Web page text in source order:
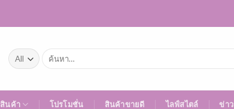
ค้นหา:
สินค้า โปรโมชั่น สินค้าขายดี ไลฟ์สไตล์ ข่า